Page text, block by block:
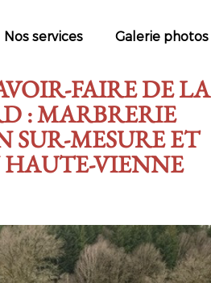
Nos services Galerie photos
FAIRE DE LA
: MARBRERIE
MESURE ET
VIENNE